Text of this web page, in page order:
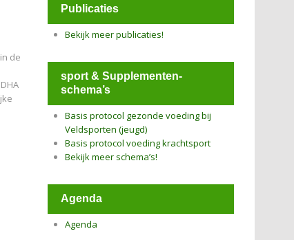
de
Publicaties
Bekijk meer publicaties!
sport & Supplementen-
schema’s
Basis protocol gezonde voeding bij
Veldsporten (jeugd)
Basis protocol voeding krachtsport
Bekijk meer schema’s!
Agenda
Agenda